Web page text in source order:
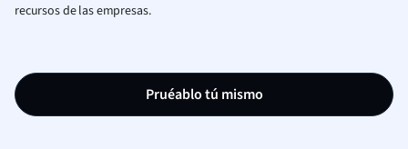
recursos de las empresas.
Pruéablo tú mismo